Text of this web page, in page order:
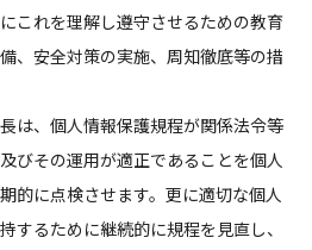
これを理解し遵守させるための教育
、安全対策の実施、周知徹底等の措
は、個人情報保護規程が関係法令等
びその運用が適正であることを個人
的に点検させます。更に適切な個人
するために継続的に規程を見直し、